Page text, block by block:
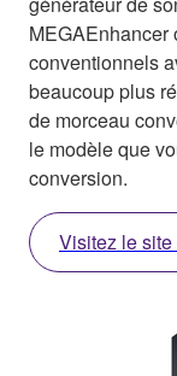
MEGAEnhancer
conventionnels
beaucoup plus
de morceau
le modèle que
conversion.
Visitez le